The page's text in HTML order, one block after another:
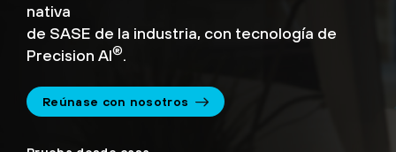
nativa
de SASE de la industria, con tecnología de
Precision AI®.
Reúnase con nosotros